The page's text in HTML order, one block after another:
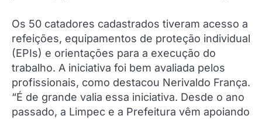
Os 50 catadores cadastrados tiveram acesso a
refeições, equipamentos de proteção individual
(EPIs) e orientações para a execução do
trabalho. A iniciativa foi bem avaliada pelos
profissionais, como destacou Nerivaldo França.
“É de grande valia essa iniciativa. Desde o ano
passado, a Limpec e a Prefeitura vêm apoiando